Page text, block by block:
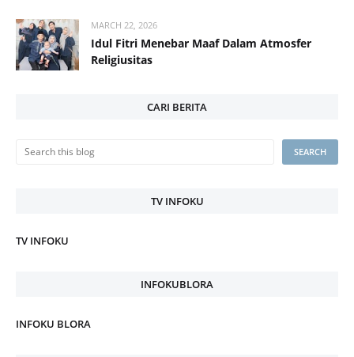
MARCH 22, 2026
Idul Fitri Menebar Maaf Dalam Atmosfer
Religiusitas
CARI BERITA
TV INFOKU
TV INFOKU
INFOKUBLORA
INFOKU BLORA